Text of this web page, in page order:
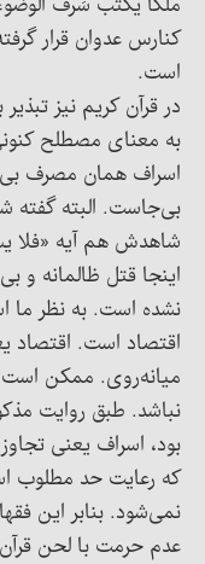
کنارس عدوان قرار
است.
در قرآن کریم نیز
به معنای مصطلح
اسراف همان مصرف
بی‌جاست. البته گفته
شاهدش هم آیه «فلا
اینجا قتل ظالمانه
نشده است. به نظر ما
اقتصاد است. اقتصاد
میانه‌روی. ممکن
نباشد. طبق روایت
بود، اسراف یعنی
که رعایت حد مطلوب
نمی‌شود. بنابر این
عدم حرمت با لحن